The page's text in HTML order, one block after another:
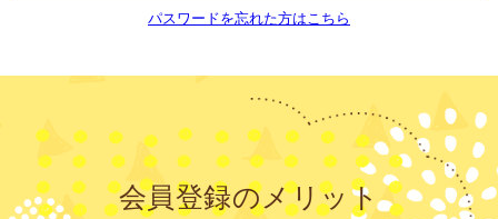
パスワードを忘れた方はこちら
会員登録のメリット